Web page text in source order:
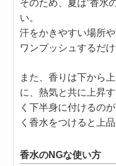
そのため、夏は”香水
い。
汗をかきやすい場所
ワンプッシュするだ
また、香りは下から
に、熱気と共に上昇
く下半身に付けるの
く香水をつけると上
香水のNGな使い方